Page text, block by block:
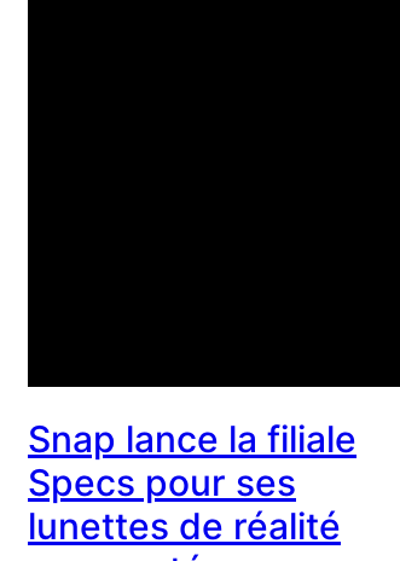
Snap lance la filiale
Specs pour ses
lunettes de réalité